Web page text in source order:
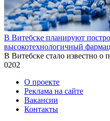
В Витебске планируют
высокотехнологичный
В Витебске стало известно о
0202
О проекте
Реклама на сайте
Вакансии
Контакты